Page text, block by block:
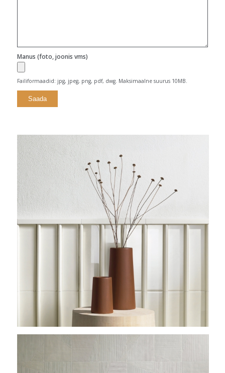
Manus (foto, joonis vms)
Failiformaadid: jpg, jpeg, png, pdf, dwg. Maksimaalne suurus 10MB.